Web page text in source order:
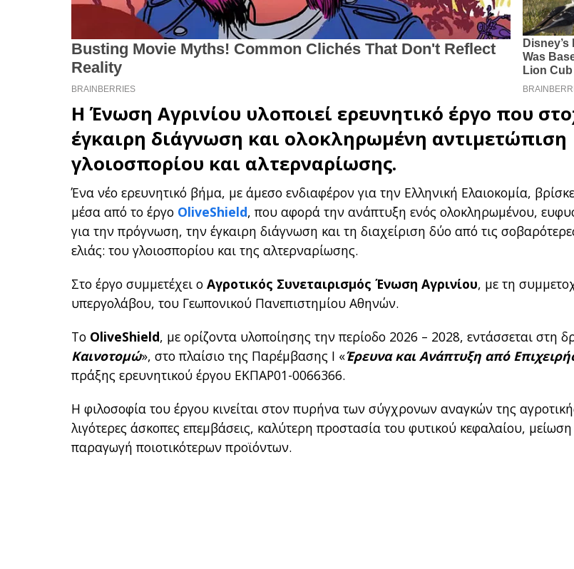
ΗΈνωση Αγρινίου υλοποιεί ερευνητικό έργο που
έγκαιρη διάγνωση και ολοκληρωμένη αντιμετώπιση
γλοιοσπορίου και αλτερναρίωσης.
Ένα νέο ερευνητικό βήμα, με άμεσο ενδιαφέρον για την Ελληνική Ελαιοκομία,
μέσα από το έργο OliveShield, που αφορά την ανάπτυξη ενός ολοκληρωμένου,
για την πρόγνωση, την έγκαιρη διάγνωση και τη διαχείριση δύο από τις
ελιάς: του γλοιοσπορίου και της αλτερναρίωσης.
Στο έργο συμμετέχει οΑγροτικός Συνεταιρισμός Ένωση Αγρινίου, με τη
υπεργολάβου, του Γεωπονικού Πανεπιστημίου Αθηνών.
Το OliveShield, με ορίζοντα υλοποίησης την περίοδο 2026 – 2028, εντάσσεται στη
Καινοτομώ», στο πλαίσιο της Παρέμβασης Ι «Έρευνα και Ανάπτυξη από
πράξης ερευνητικού έργου ΕΚΠΑΡ01-0066366.
Η φιλοσοφία του έργου κινείται στον πυρήνα των σύγχρονων αναγκών της
λιγότερες άσκοπες επεμβάσεις, καλύτερη προστασία του φυτικού κεφαλαίου,
παραγωγή ποιοτικότερων προϊόντων.